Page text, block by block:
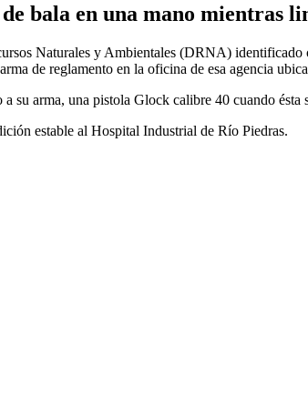
bala en una mano mientras
Naturales y Ambientales (DRNA)
de reglamento en la oficina de esa agencia
su arma, una pistola Glock calibre 40 cuando
estable al Hospital Industrial de Río Piedras.